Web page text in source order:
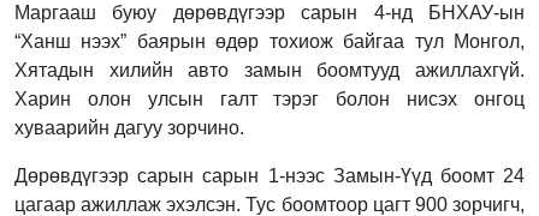
Маргааш буюу дөрөвдүгээр сарын 4-нд БНХАУ-ын
“Ханш нээх” баярын өдөр тохиож байгаа тул Монгол,
Хятадын хилийн авто замын боомтууд ажиллахгүй.
Харин олон улсын галт тэрэг болон нисэх онгоц
хуваарийн дагуу зорчино.
Дөрөвдүгээр сарын сарын 1-нээс Замын-Үүд боомт 24
цагаар ажиллаж эхэлсэн. Тус боомтоор цагт 900 зорчигч,